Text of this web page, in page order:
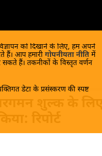
को दिखाने के लिए, हम अपने
हैं। आप हमारी गोपनीयता नीति में
सकते हैं। तकनीकों के विस्तृत वर्णन
डेटा के प्रसंस्करण की स्पष्ट
रिपोर्ट